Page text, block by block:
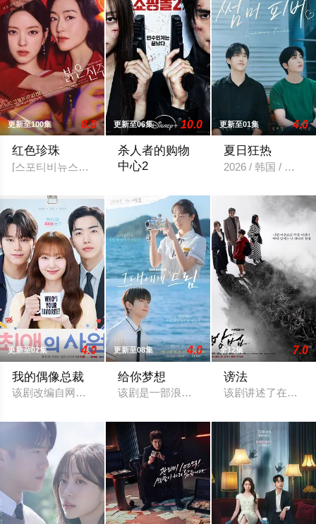
更新至100集 8.0
红色珍珠
[스포티비뉴스=강효진 기자] 배우 박진희가 본격 컴백 활동에
更新至06集 10.0
杀人者的购物
中心2
更新至01集 4.0
夏日狂热
2026 / 韩国 / 韩国
更新至02集 4.0
我的偶像总裁
该剧改编自网络漫画《我的欧巴是偶像》，是一部浪漫喜剧。
更新至08集 4.0
给你梦想
该剧是一部浪漫喜剧，讲述了连一个梦想
全12集 7.0
谤法
该剧讲述了在国内